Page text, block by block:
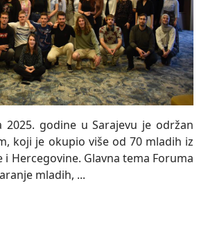
2025. godine u Sarajevu je održan
koji je okupio više od 70 mladih iz
i Hercegovine. Glavna tema Foruma
mladih, ...